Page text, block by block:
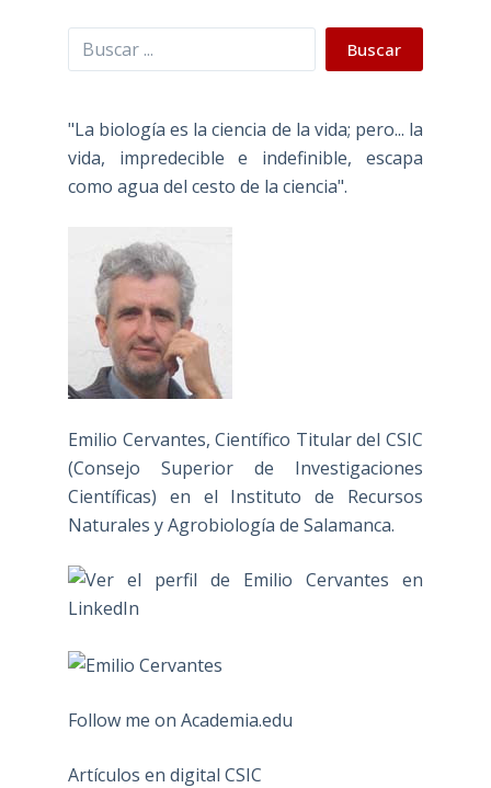
Buscar Buscar
"La biología es la ciencia de la vida; pero... la
vida, impredecible e indefinible, escapa
como agua del cesto de la ciencia".
Emilio Cervantes, Científico Titular del CSIC
(Consejo Superior de Investigaciones
Científicas) en el Instituto de Recursos
Naturales y Agrobiología de Salamanca.
Follow me on Academia.edu
Artículos en digital CSIC